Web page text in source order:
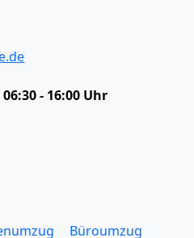
06:30 - 16:00 Uhr
Büroumzug